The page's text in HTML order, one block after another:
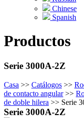
Chinese
Spanish
Productos
Serie 3000A-2Z
Casa >> Catálogos >>
de contacto angular>>
de doble hilera >> Serie
Serie 3000A-2Z